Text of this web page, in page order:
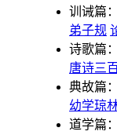
训诫篇：
弟子规
诗歌篇：
唐诗三
典故篇：
幼学琼
道学篇：